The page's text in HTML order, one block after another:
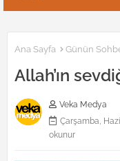
Ana Sayfa Günün
Allah’ın
Veka Medya
Çarşamba,
okunur